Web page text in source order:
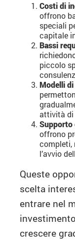
Costi di
offrono
speciali
capitale
Bassi
piccolo
Modelli
attività di
Supporto
offrono
completi,
l’avvio
Queste
scelta
entrare nel
crescere